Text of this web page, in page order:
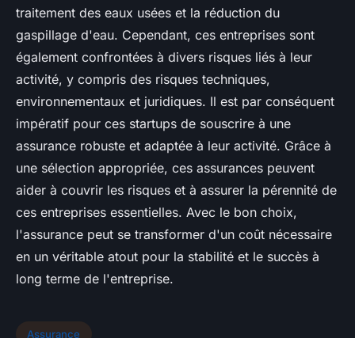
traitement des eaux usées et la réduction du
gaspillage d'eau. Cependant, ces entreprises sont
également confrontées à divers risques liés à leur
activité, y compris des risques techniques,
environnementaux et juridiques. Il est par conséquent
impératif pour ces startups de souscrire à une
assurance robuste et adaptée à leur activité. Grâce à
une sélection appropriée, ces assurances peuvent
aider à couvrir les risques et à assurer la pérennité de
ces entreprises essentielles. Avec le bon choix,
l'assurance peut se transformer d'un coût nécessaire
en un véritable atout pour la stabilité et le succès à
long terme de l'entreprise.
Assurance